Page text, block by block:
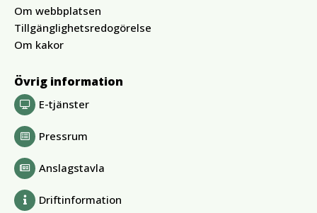
Om webbplatsen
Tillgänglighetsredogörelse
Om kakor
Övrig information
E-tjänster
Pressrum
Anslagstavla
Driftinformation